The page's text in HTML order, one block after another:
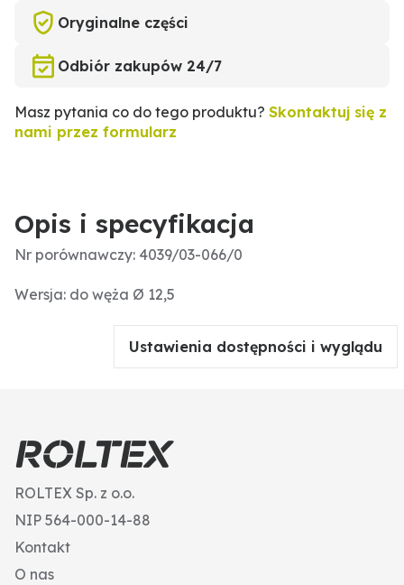
Oryginalne części
Odbiór zakupów 24/7
Masz pytania co do tego produktu? Skontaktuj się z
nami przez formularz
Opis i specyfikacja
Nr porównawczy: 4039/03-066/0
Wersja: do węża Ø 12,5
Ustawienia dostępności i wyglądu
ROLTEX Sp. z o.o.
NIP 564-000-14-88
Kontakt
O nas